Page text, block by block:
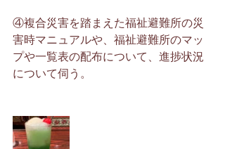
④複合災害を踏まえた福祉避難所の災
害時マニュアルや、福祉避難所のマッ
プや一覧表の配布について、進捗状況
について伺う。